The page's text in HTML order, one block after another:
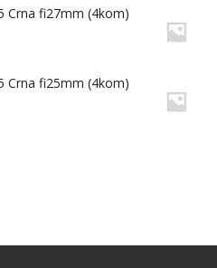
Crna fi27mm (4kom)
Crna fi25mm (4kom)